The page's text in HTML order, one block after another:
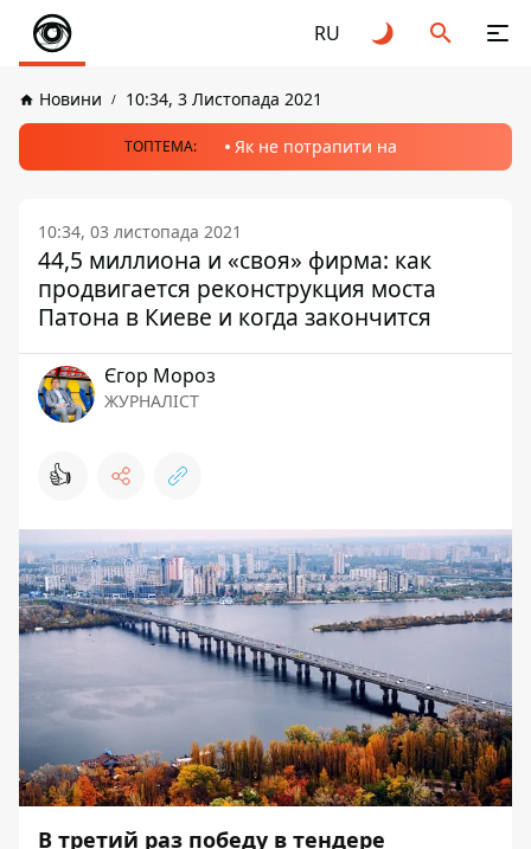
RU
Новини 10:34, 3 Листопада 2021
ТОПТЕМА: Як не потрапити на
10:34, 03 листопада 2021
44,5 миллиона и «своя» фирма: как
продвигается реконструкция моста
Патона в Киеве и когда закончится
Єгор Мороз
ЖУРНАЛІСТ
👍
В третий раз победу в тендере